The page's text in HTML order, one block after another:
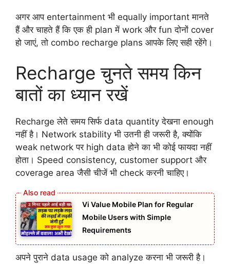
अगर आप entertainment भी equally important मानते
हैं और चाहते हैं कि एक ही plan में work और fun दोनों cover
हो जाएं, तो combo recharge plans आपके लिए सही रहेंगे।
Recharge चुनते समय किन
बातों का ध्यान रखें
Recharge लेते समय सिर्फ data quantity देखना enough
नहीं है। Network stability भी उतनी ही जरूरी है, क्योंकि
weak network पर high data होने का भी कोई फायदा नहीं
होता। Speed consistency, customer support और
coverage area जैसी चीजें भी check करनी चाहिए।
Vi Value Mobile Plan for Regular
Mobile Users with Simple
Requirements
अपने पुराने data usage को analyze करना भी जरूरी है।